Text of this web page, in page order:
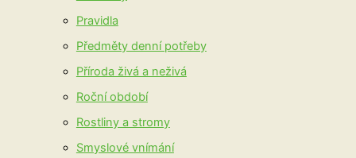
Pravidla
Předměty denní potřeby
Příroda živá a neživá
Roční období
Rostliny a stromy
Smyslové vnímání